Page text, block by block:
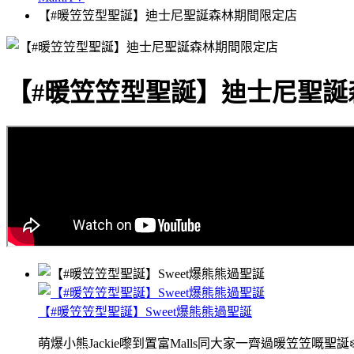
【#暖笠笠型聖誕】迪士尼聖誕森林期間限定店
【#暖笠笠型聖誕】迪士尼聖
【#暖笠笠型聖誕】Sweet爆熊熊過聖誕
萌爆小熊Jackie嚟到置富Malls同大家一齊過暖笠笠嘅